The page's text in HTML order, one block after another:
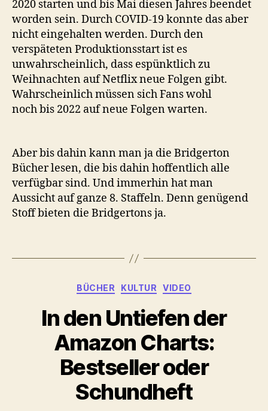
2020 starten und bis Mai diesen Jahres beendet
worden sein. Durch COVID-19 konnte das aber
nicht eingehalten werden. Durch den
verspäteten Produktionsstart ist es
unwahrscheinlich, dass espünktlich zu
Weihnachten auf Netflix neue Folgen gibt.
Wahrscheinlich müssen sich Fans wohl
noch bis 2022 auf neue Folgen warten.
Aber bis dahin kann man ja die Bridgerton
Bücher lesen, die bis dahin hoffentlich alle
verfügbar sind. Und immerhin hat man
Aussicht auf ganze 8. Staffeln. Denn genügend
Stoff bieten die Bridgertons ja.
Kategorien
BÜCHER KULTUR VIDEO
In den Untiefen der
Amazon Charts:
Bestseller oder
Schundheft